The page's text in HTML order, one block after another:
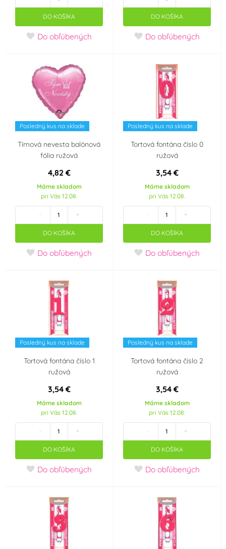
Žlutá (15)
Akryl (0) (0)
Guma
Litina (0) Nerez (0)
Papír (3) (0)
Silikon (0) Sklo (0)
(0)
Party téma
Velký Gatsby 1. narozeniny klučičí
Vánoce Smajlík
Pirátská párty Promoce
Happy Birthday Je to kluk!!
Je to holka!! Baby Shower
Minecraft Prasátko Peppa
Rozlučka se svobodou Silvestr
Svatba Srdce - Valentýn
Pro obchod
Dětská párty holčičí
DO KOŠÍKA
Do obľúbených
DO KOŠÍKA
Do obľúbených
Posledný kus na sklade
Tímová nevesta balónová
fólia ružová
4,82 €
Máme skladom
pri Vás 12.08.
- +
DO KOŠÍKA
Do obľúbených
Posledný kus na sklade
Tortová fontána číslo 0
ružová
3,54 €
Máme skladom
pri Vás 12.08.
- +
DO KOŠÍKA
Do obľúbených
Posledný kus na sklade
Tortová fontána číslo 1
ružová
3,54 €
Máme skladom
pri Vás 12.08.
- +
DO KOŠÍKA
Do obľúbených
Posledný kus na sklade
Tortová fontána číslo 2
ružová
3,54 €
Máme skladom
pri Vás 12.08.
- +
DO KOŠÍKA
Do obľúbených